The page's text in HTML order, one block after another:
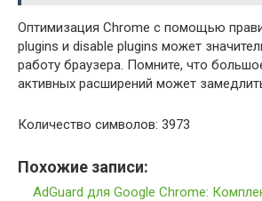
Оптимизация Chrome с помощью
plugins и disable plugins может
работу браузера. Помните, что
активных расширений может
Количество символов: 3973
Похожие записи:
AdGuard для Google Chrome: